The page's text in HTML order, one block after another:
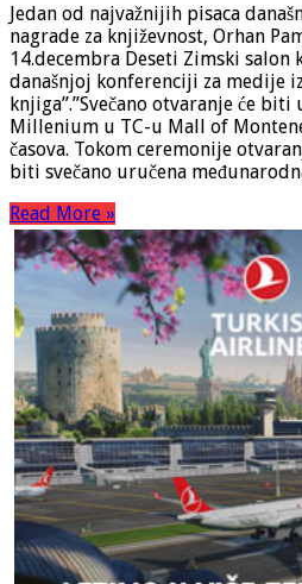
Jedan od najvažnijih pisaca
nagrade za književnost, Orhan
14.decembra Deseti Zimski salon
današnjoj konferenciji za medije
knjiga”.”Svečano otvaranje će
Millenium u TC-u Mall of
časova. Tokom ceremonije
biti svečano uručena
Read More »